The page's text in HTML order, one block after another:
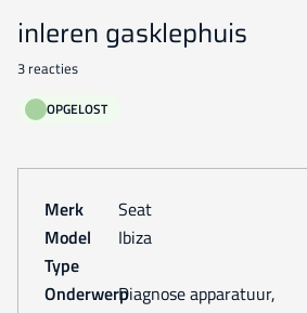
inleren gasklephuis
3 reacties
OPGELOST
Merk
Seat
Model
Ibiza
Type
Onderwerp
Diagnose apparatuur,